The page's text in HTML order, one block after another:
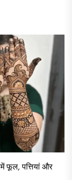
फूल, पत्तियां और